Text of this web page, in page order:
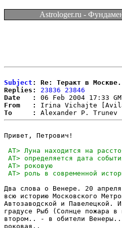
Astrologer.ru -
Subject : Re: Теракт в
Replies:
23836
23846
Date   :
From   :
Irina Vichajte
To     :
Alexander P.
Привет, Петрович!
Два слова о Венере. 20
всю историю Московского
Автозаводской и
градусе Рыб (Солнце пожара
втором.. - в обители
роковая..